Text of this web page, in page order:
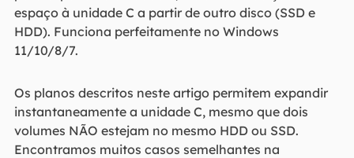
espaço à unidade C a partir de outro disco (SSD e
HDD). Funciona perfeitamente no Windows
11/10/8/7.
Os planos descritos neste artigo permitem expandir
instantaneamente a unidade C, mesmo que dois
volumes NÃO estejam no mesmo HDD ou SSD.
Encontramos muitos casos semelhantes na